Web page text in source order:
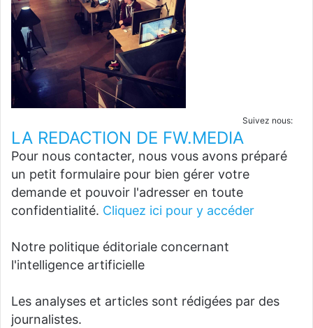
Suivez nous:
LA REDACTION DE FW.MEDIA
Pour nous contacter, nous vous avons préparé
un petit formulaire pour bien gérer votre
demande et pouvoir l'adresser en toute
confidentialité. Cliquez ici pour y accéder
Notre politique éditoriale concernant
l'intelligence artificielle
Les analyses et articles sont rédigées par des
journalistes.